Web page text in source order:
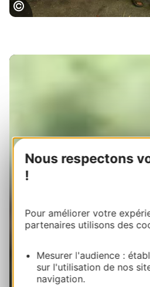
Nous respectons
!
Pour améliorer votre
partenaires utilisons des
Mesurer l'audience :
sur l'utilisation de nos
navigation.